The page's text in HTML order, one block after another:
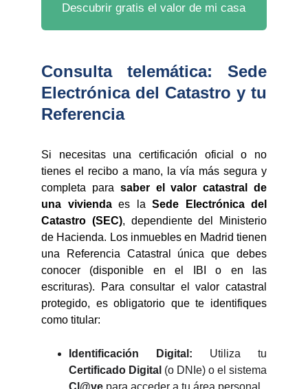
Descubrir gratis el valor de mi casa
Consulta telemática: Sede
Electrónica del Catastro y tu
Referencia
Si necesitas una certificación oficial o no
tienes el recibo a mano, la vía más segura y
completa para saber el valor catastral de
una viviendaes la Sede Electrónica del
Catastro (SEC), dependiente del Ministerio
de Hacienda. Los inmuebles en Madrid tienen
una Referencia Catastral única que debes
conocer (disponible en el IBI o en las
escrituras). Para consultar el valor catastral
protegido, es obligatorio que te identifiques
como titular:
Identificación Digital: Utiliza tu
Certificado Digital (o DNIe) o el sistema
Cl@ve para acceder a tu área personal.